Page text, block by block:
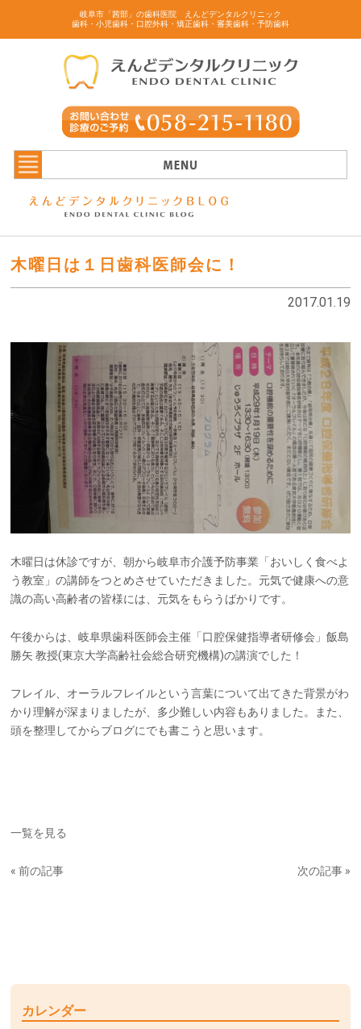
岐阜市「茜部」の歯科医院 えんどデンタルクリニック
歯科・小児歯科・口腔外科・矯正歯科・審美歯科・予防歯科
木曜日は１日歯科医師会に！
2017.01.19
木曜日は休診ですが、朝から岐阜市介護予防事業「おいしく食べよ
う教室」の講師をつとめさせていただきました。元気で健康への意
識の高い高齢者の皆様には、元気をもらうばかりです。
午後からは、岐阜県歯科医師会主催「口腔保健指導者研修会」飯島
勝矢 教授(東京大学高齢社会総合研究機構)の講演でした！
フレイル、オーラルフレイルという言葉について出てきた背景がわ
かり理解が深まりましたが、多少難しい内容もありました。また、
頭を整理してからブログにでも書こうと思います。
一覧を見る
« 前の記事 次の記事 »
カレンダー